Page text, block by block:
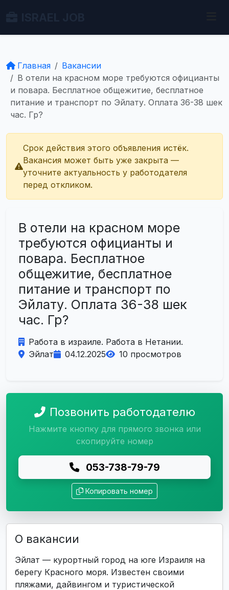
Главная
Вакансии
В отели на красном море требуются официанты
и повара. Бесплатное общежитие, бесплатное
питание и транспорт по Эйлату. Оплата 36-38 шек
час. Гр?
Срок действия этого объявления истёк.
Вакансия может быть уже закрыта —
уточните актуальность у работодателя
перед откликом.
В отели на красном море
требуются официанты и
повара. Бесплатное
общежитие, бесплатное
питание и транспорт по
Эйлату. Оплата 36-38 шек
час. Гр?
Работа в израиле. Работа в Нетании.
Эйлат
04.12.2025 10 просмотров
Позвонить работодателю
Нажмите кнопку для прямого звонка или
скопируйте номер
053-738-79-79
Копировать номер
О вакансии
Эйлат — курортный город на юге Израиля на
берегу Красного моря. Известен своими
пляжами, дайвингом и туристической